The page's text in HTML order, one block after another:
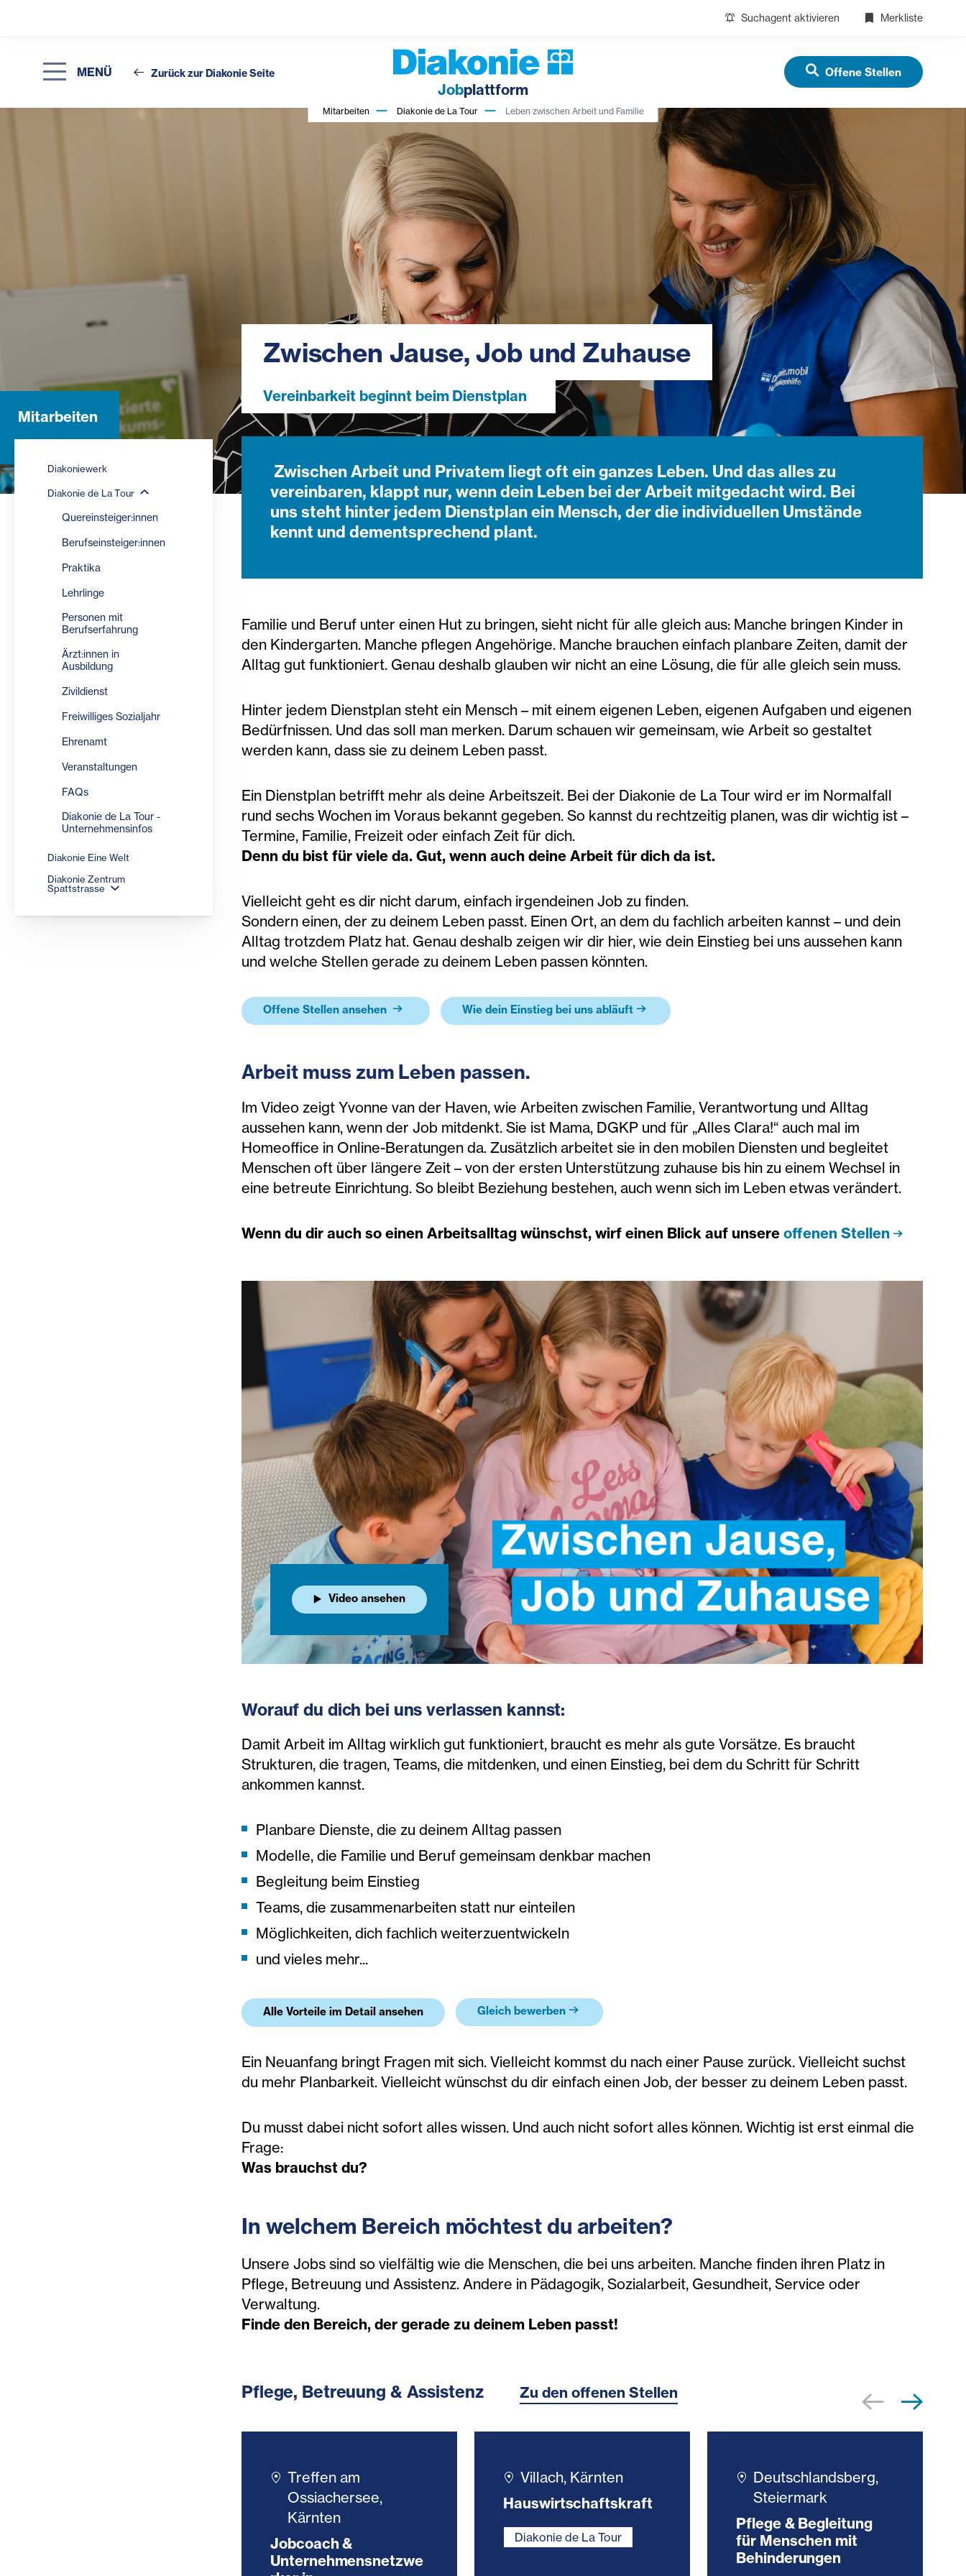
Suchagent aktivieren Merkliste
MENÜ Zurück zur Diakonie Seite
Jobplattform
Offene Stellen
Mitarbeiten Diakonie de La Tour Leben zwischen Arbeit und Familie
Zwischen Jause, Job und Zuhause
Vereinbarkeit beginnt beim Dienstplan
Mitarbeiten
Diakoniewerk
Diakonie de La Tour
Quereinsteiger:innen
Berufseinsteiger:innen
Praktika
Lehrlinge
Personen mit
Berufserfahrung
Ärzt:innen in
Ausbildung
Zivildienst
Freiwilliges Sozialjahr
Ehrenamt
Veranstaltungen
FAQs
Diakonie de La Tour -
Unternehmensinfos
Diakonie Eine Welt
Diakonie Zentrum
Spattstrasse
Zwischen Arbeit und Privatem liegt oft ein ganzes Leben. Und das alles zu
vereinbaren, klappt nur, wenn dein Leben bei der Arbeit mitgedacht wird. Bei
uns steht hinter jedem Dienstplan ein Mensch, der die individuellen Umstände
kennt und dementsprechend plant.
Familie und Beruf unter einen Hut zu bringen, sieht nicht für alle gleich aus: Manche bringen Kinder in
den Kindergarten. Manche pflegen Angehörige. Manche brauchen einfach planbare Zeiten, damit der
Alltag gut funktioniert. Genau deshalb glauben wir nicht an eine Lösung, die für alle gleich sein muss.
Hinter jedem Dienstplan steht ein Mensch – mit einem eigenen Leben, eigenen Aufgaben und eigenen
Bedürfnissen. Und das soll man merken. Darum schauen wir gemeinsam, wie Arbeit so gestaltet
werden kann, dass sie zu deinem Leben passt.
Ein Dienstplan betrifft mehr als deine Arbeitszeit. Bei der Diakonie de La Tour wird er im Normalfall
rund sechs Wochen im Voraus bekannt gegeben. So kannst du rechtzeitig planen, was dir wichtig ist –
Termine, Familie, Freizeit oder einfach Zeit für dich.
Denn du bist für viele da. Gut, wenn auch deine Arbeit für dich da ist.
Vielleicht geht es dir nicht darum, einfach irgendeinen Job zu finden.
Sondern einen, der zu deinem Leben passt. Einen Ort, an dem du fachlich arbeiten kannst – und dein
Alltag trotzdem Platz hat. Genau deshalb zeigen wir dir hier, wie dein Einstieg bei uns aussehen kann
und welche Stellen gerade zu deinem Leben passen könnten.
Offene Stellen ansehen Wie dein Einstieg bei uns abläuft
Arbeit muss zum Leben passen.
Im Video zeigt Yvonne van der Haven, wie Arbeiten zwischen Familie, Verantwortung und Alltag
aussehen kann, wenn der Job mitdenkt. Sie ist Mama, DGKP und für „Alles Clara!“ auch mal im
Homeoffice in Online-Beratungen da. Zusätzlich arbeitet sie in den mobilen Diensten und begleitet
Menschen oft über längere Zeit – von der ersten Unterstützung zuhause bis hin zu einem Wechsel in
eine betreute Einrichtung. So bleibt Beziehung bestehen, auch wenn sich im Leben etwas verändert.
Wenn du dir auch so einen Arbeitsalltag wünschst, wirf einen Blick auf unsere offenen Stellen
Video ansehen
Worauf du dich bei uns verlassen kannst:
Damit Arbeit im Alltag wirklich gut funktioniert, braucht es mehr als gute Vorsätze. Es braucht
Strukturen, die tragen, Teams, die mitdenken, und einen Einstieg, bei dem du Schritt für Schritt
ankommen kannst.
Planbare Dienste, die zu deinem Alltag passen
Modelle, die Familie und Beruf gemeinsam denkbar machen
Begleitung beim Einstieg
Teams, die zusammenarbeiten statt nur einteilen
Möglichkeiten, dich fachlich weiterzuentwickeln
und vieles mehr...
Alle Vorteile im Detail ansehen Gleich bewerben
Ein Neuanfang bringt Fragen mit sich. Vielleicht kommst du nach einer Pause zurück. Vielleicht suchst
du mehr Planbarkeit. Vielleicht wünschst du dir einfach einen Job, der besser zu deinem Leben passt.
Du musst dabei nicht sofort alles wissen. Und auch nicht sofort alles können. Wichtig ist erst einmal die
Frage:
Was brauchst du?
In welchem Bereich möchtest du arbeiten?
Unsere Jobs sind so vielfältig wie die Menschen, die bei uns arbeiten. Manche finden ihren Platz in
Pflege, Betreuung und Assistenz. Andere in Pädagogik, Sozialarbeit, Gesundheit, Service oder
Verwaltung.
Finde den Bereich, der gerade zu deinem Leben passt!
Pflege, Betreuung & Assistenz Zu den offenen Stellen
Treffen am
Ossiachersee,
Kärnten
Jobcoach &
Unternehmensnetzwe
Villach, Kärnten
Hauswirtschaftskraft
Diakonie de La Tour
Deutschlandsberg,
Steiermark
Pflege & Begleitung
für Menschen mit
Behinderungen